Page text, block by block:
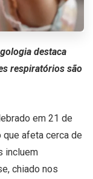
destaca
respiratórios são
em 21 de
que afeta cerca de
incluem
chiado nos